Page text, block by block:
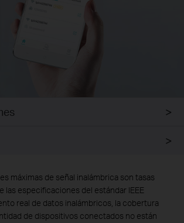
máximas de señal inalámbrica son tasas
las especificaciones del estándar IEEE
real de datos inalámbricos, la cobertura
de dispositivos conectados no están